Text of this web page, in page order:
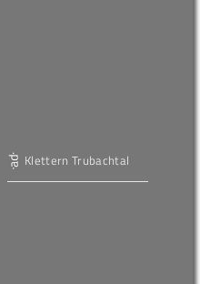
Klettern Trubachtal